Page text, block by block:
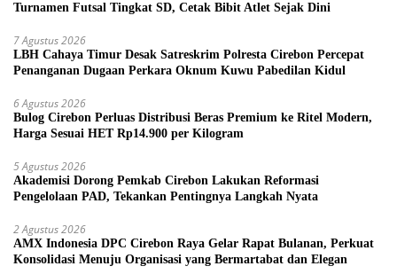
Turnamen Futsal Tingkat SD, Cetak Bibit Atlet Sejak Dini
7 Agustus 2026
LBH Cahaya Timur Desak Satreskrim Polresta Cirebon Percepat
Penanganan Dugaan Perkara Oknum Kuwu Pabedilan Kidul
6 Agustus 2026
Bulog Cirebon Perluas Distribusi Beras Premium ke Ritel Modern,
Harga Sesuai HET Rp14.900 per Kilogram
5 Agustus 2026
Akademisi Dorong Pemkab Cirebon Lakukan Reformasi
Pengelolaan PAD, Tekankan Pentingnya Langkah Nyata
2 Agustus 2026
AMX Indonesia DPC Cirebon Raya Gelar Rapat Bulanan, Perkuat
Konsolidasi Menuju Organisasi yang Bermartabat dan Elegan